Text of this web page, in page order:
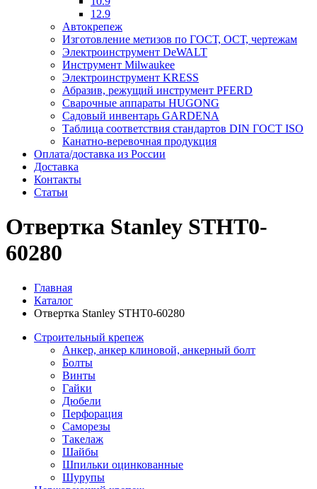
12.9
Автокрепеж
Изготовление метизов по ГОСТ, ОСТ, чертежам
Электроинструмент DeWALT
Инструмент Milwaukee
Электроинструмент KRESS
Абразив, режущий инструмент PFERD
Сварочные аппараты HUGONG
Садовый инвентарь GARDENA
Таблица соответствия стандартов DIN ГОСТ ISO
Канатно-веревочная продукция
Оплата/доставка из России
Доставка
Контакты
Статьи
Отвертка Stanley STHT0-
60280
Главная
Каталог
Отвертка Stanley STHT0-60280
Строительный крепеж
Анкер, анкер клиновой, анкерный болт
Болты
Винты
Гайки
Дюбели
Перфорация
Саморезы
Такелаж
Шайбы
Шпильки оцинкованные
Шурупы